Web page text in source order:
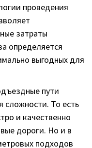
проведения
затраты
определяется
выгодных для
пути
сложности. То есть
и качественно
дороги. Но и в
подходов